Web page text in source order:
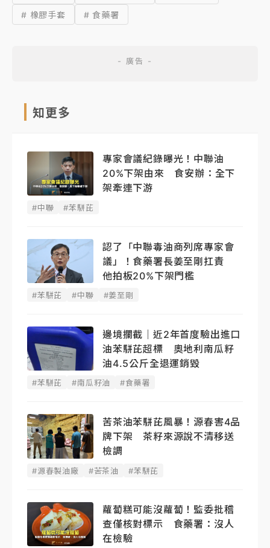
# 橡膠手套 # 食藥署
知更多
專家會議紀錄曝光！中聯油
20%下架由來 食安辦：全下
架牽連下游
#中聯 #苯駢芘
認了「中聯毒油商列席專家會
議」！食藥署長姜至剛扛責
他拍板20%下架門檻
#苯駢芘 #中聯 #姜至剛
邊境攔截｜近2年首度驗出進口
油苯駢芘超標 奧地利南瓜籽
油4.5公斤全退運銷毀
#苯駢芘 #南瓜籽油 #食藥署
苦茶油苯駢芘風暴！源春害4品
牌下架 茶籽來源說不清移送
檢調
#源春製油廠 #苦茶油 #苯駢芘
蘿蔔糕可能沒蘿蔔！監委批稽
查僅核對標示 食藥署：沒人
在檢驗